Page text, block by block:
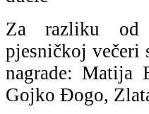
Za razliku od
pjesničkoj večeri
nagrade: Matija
Gojko Đogo,